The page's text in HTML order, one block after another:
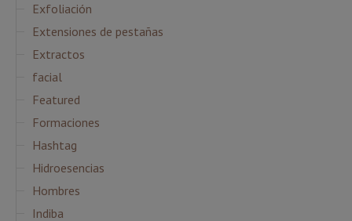
Exfoliación
Extensiones de pestañas
Extractos
facial
Featured
Formaciones
Hashtag
Hidroesencias
Hombres
Indiba